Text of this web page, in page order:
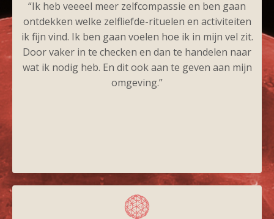
“Ik heb veeeel meer zelfcompassie en ben gaan
ontdekken welke zelfliefde-rituelen en activiteiten
ik fijn vind. Ik ben gaan voelen hoe ik in mijn vel zit.
Door vaker in te checken en dan te handelen naar
wat ik nodig heb. En dit ook aan te geven aan mijn
omgeving.”